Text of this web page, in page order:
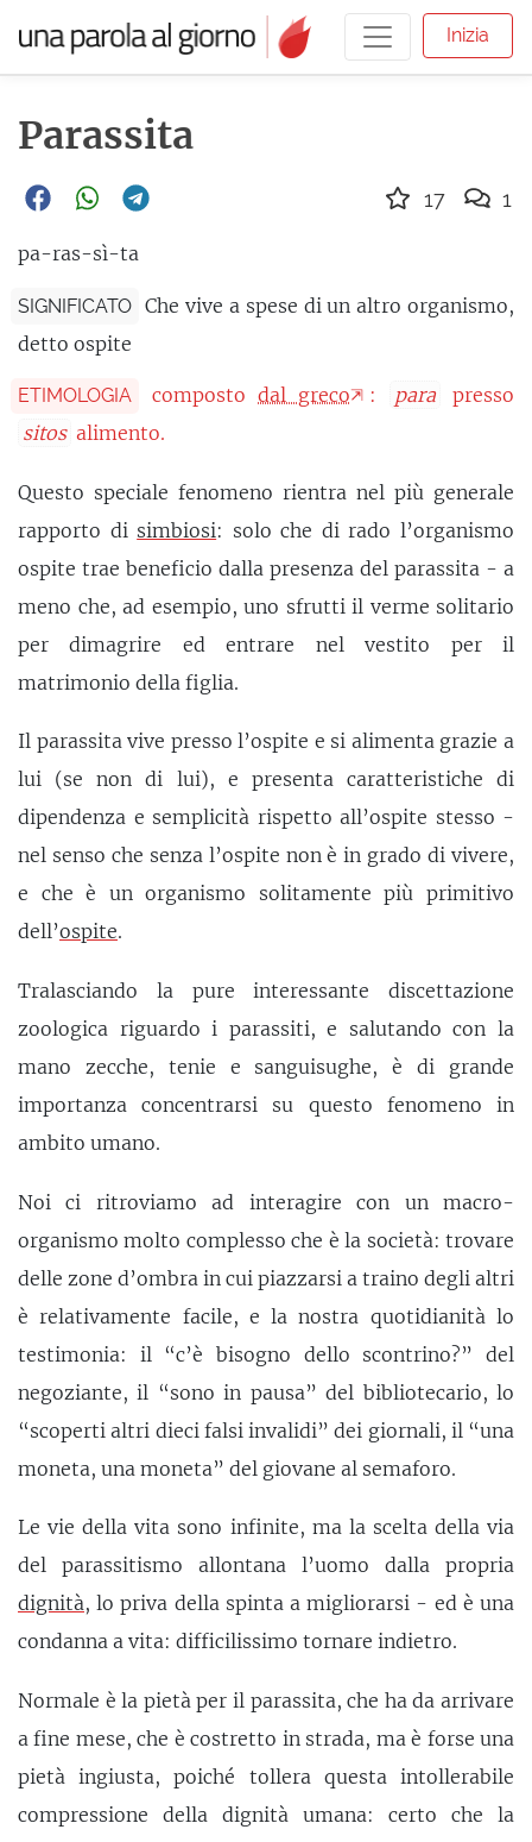
Inizia
Parassita
pa-ras-sì-ta
SIGNIFICATO Che vive a spese di un altro organismo,
detto ospite
ETIMOLOGIA compostodal greco : para
presso
sitos alimento.
Questo speciale fenomeno rientra nel più generale
rapporto di simbiosi: solo che di rado l’organismo
ospite trae beneficio dalla presenza del parassita - a
meno che, ad esempio, uno sfrutti il verme solitario
per dimagrire ed entrare nel vestito per il
matrimonio della figlia.
Il parassita vive presso l’ospite e si alimenta grazie a
lui (se non di lui), e presenta caratteristiche di
dipendenza e semplicità rispetto all’ospite stesso -
nel senso che senza l’ospite non è in grado di vivere,
e che è un organismo solitamente più primitivo
dell’ospite.
Tralasciando la pure interessante discettazione
zoologica riguardo i parassiti, e salutando con la
mano zecche, tenie e sanguisughe, è di grande
importanza concentrarsi su questo fenomeno in
ambito umano.
Noi ci ritroviamo ad interagire con un macro-
organismo molto complesso che è la società: trovare
delle zone d’ombra in cui piazzarsi a traino degli altri
è relativamente facile, e la nostra quotidianità lo
testimonia: il “c’è bisogno dello scontrino?” del
negoziante, il “sono in pausa” del bibliotecario, lo
“scoperti altri dieci falsi invalidi” dei giornali, il “una
moneta, una moneta” del giovane al semaforo.
Le vie della vita sono infinite, ma la scelta della via
del parassitismo allontana l’uomo dalla propria
dignità, lo priva della spinta a migliorarsi - ed è una
condanna a vita: difficilissimo tornare indietro.
Normale è la pietà per il parassita, che ha da arrivare
a fine mese, che è costretto in strada, ma è forse una
pietà ingiusta, poiché tollera questa intollerabile
compressione della dignità umana: certo che la
17 1